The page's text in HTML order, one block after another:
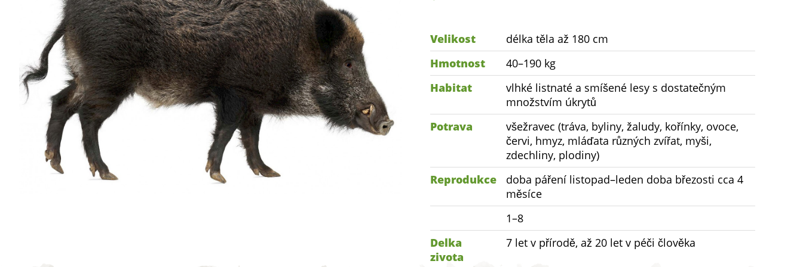
Velikost
délka těla až 180 cm
Hmotnost
40–190 kg
Habitat
vlhké listnaté a smíšené lesy s dostatečným
množstvím úkrytů
Potrava
všežravec (tráva, byliny, žaludy, kořínky, ovoce,
červi, hmyz, mláďata různých zvířat, myši,
zdechliny, plodiny)
Reprodukce
doba páření listopad–leden doba březosti cca 4
měsíce
1–8
Delka
zivota
7 let v přírodě, až 20 let v péči člověka